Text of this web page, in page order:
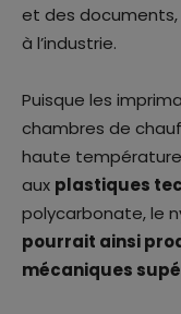
et des documents,
à l’industrie.
Puisque les
chambres de
haute
aux plastiques
polycarbonate, le
pourrait ainsi
mécaniques